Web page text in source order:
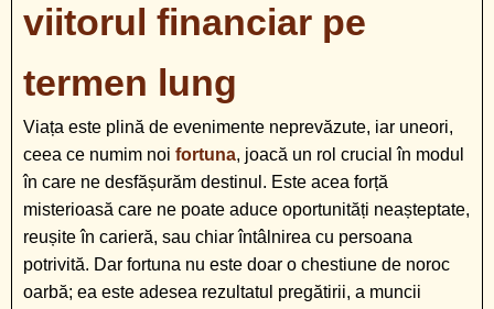
viitorul financiar pe
termen lung
Viața este plină de evenimente neprevăzute, iar uneori,
ceea ce numim noi fortuna, joacă un rol crucial în modul
în care ne desfășurăm destinul. Este acea forță
misterioasă care ne poate aduce oportunități neașteptate,
reușite în carieră, sau chiar întâlnirea cu persoana
potrivită. Dar fortuna nu este doar o chestiune de noroc
oarbă; ea este adesea rezultatul pregătirii, a muncii